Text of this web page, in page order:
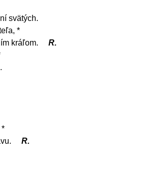
svätých.
*
kráľom.
R.
*
R.